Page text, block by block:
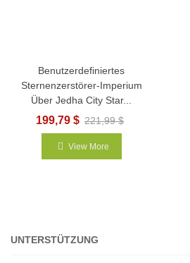
Benutzerdefiniertes
Sternenzerstörer-Imperium
Über Jedha City Star...
199,79 $ 221,99 $
View More
UNTERSTÜTZUNG